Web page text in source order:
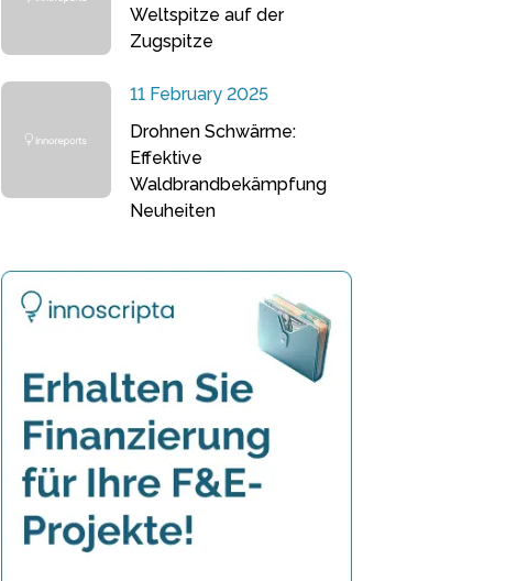
Weltspitze auf der
Zugspitze
11 February 2025
Drohnen Schwärme:
Effektive
Waldbrandbekämpfung
Neuheiten